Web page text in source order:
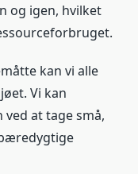
og igen, hvilket
kan vi alle
Vi kan
at tage små,